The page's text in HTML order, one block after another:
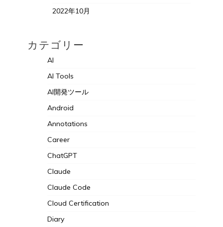
2022年10月
カテゴリー
AI
AI Tools
AI開発ツール
Android
Annotations
Career
ChatGPT
Claude
Claude Code
Cloud Certification
Diary